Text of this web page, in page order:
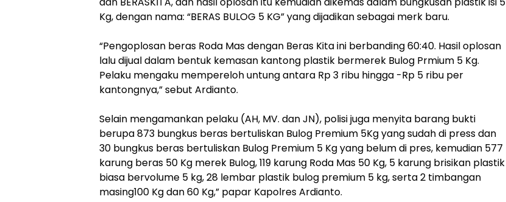
Kg, dengan nama: “BERAS BULOG 5 KG” yang dijadikan sebagai merk baru.
“Pengoplosan beras Roda Mas dengan Beras Kita ini berbanding 60:40. Hasil oplosan
lalu dijual dalam bentuk kemasan kantong plastik bermerek Bulog Prmium 5 Kg.
Pelaku mengaku mempereloh untung antara Rp 3 ribu hingga -Rp 5 ribu per
kantongnya,” sebut Ardianto.
Selain mengamankan pelaku (AH, MV. dan JN), polisi juga menyita barang bukti
berupa 873 bungkus beras bertuliskan Bulog Premium 5Kg yang sudah di press dan
30 bungkus beras bertuliskan Bulog Premium 5 Kg yang belum di pres, kemudian 577
karung beras 50 Kg merek Bulog, 119 karung Roda Mas 50 Kg, 5 karung brisikan plastik
biasa bervolume 5 kg, 28 lembar plastik bulog premium 5 kg, serta 2 timbangan
masing100 Kg dan 60 Kg,” papar Kapolres Ardianto.